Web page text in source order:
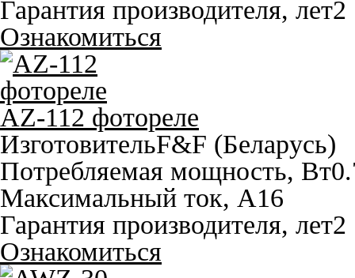
Гарантия производителя, лет2
Ознакомиться
AZ-112 фотореле
ИзготовительF&F (Беларусь)
Потребляемая мощность, Вт
Максимальный ток, A16
Гарантия производителя, лет2
Ознакомиться